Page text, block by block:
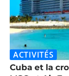
ACTIVITÉS
Cuba et la